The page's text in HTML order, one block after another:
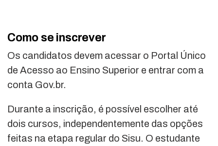
Como se inscrever
Os candidatos devem acessar o Portal Único
de Acesso ao Ensino Superior e entrar com a
conta Gov.br.
Durante a inscrição, é possível escolher até
dois cursos, independentemente das opções
feitas na etapa regular do Sisu. O estudante